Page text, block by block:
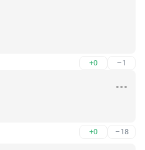
+0 –1
+0 –18